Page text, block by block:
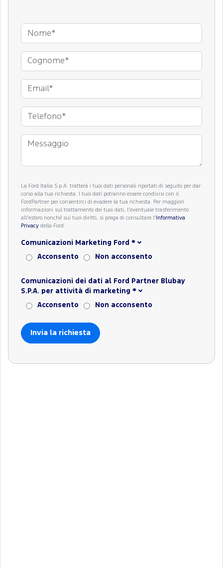
La Ford Italia S.p.A. tratterà i tuoi dati personali riportati di seguito per dar
corso alla tua richiesta. I tuoi dati potranno essere condivisi con il
FordPartner per consentirci di evadere la tua richiesta. Per maggiori
informazioni sul trattamento dei tuoi dati, l'eventuale trasferimento
all'estero nonché sui tuoi diritti, si prega di consultare l' Informativa
Privacy della Ford.
Comunicazioni Marketing Ford *
Acconsento Non acconsento
Comunicazioni dei dati al Ford Partner Blubay
S.P.A. per attività di marketing *
Acconsento Non acconsento